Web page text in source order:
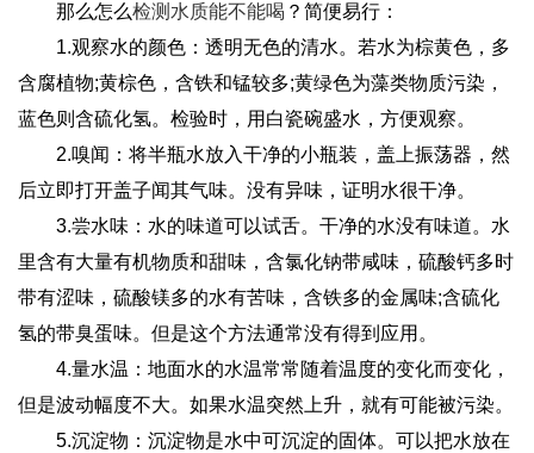
那么怎么检测水质能不能喝 ？简便易行：
1.观察水的颜色：透明无色的清水。若水为棕黄色，多
含腐植物;黄棕色，含铁和锰较多;黄绿色为藻类物质污染，
蓝色则含硫化氢。检验时，用白瓷碗盛水，方便观察。
2.嗅闻：将半瓶水放入干净的小瓶装，盖上振荡器，然
后立即打开盖子闻其气味。没有异味，证明水很干净。
3.尝水味：水的味道可以试舌。干净的水没有味道。水
里含有大量有机物质和甜味，含氯化钠带咸味，硫酸钙多时
带有涩味，硫酸镁多的水有苦味，含铁多的金属味;含硫化
氢的带臭蛋味。但是这个方法通常没有得到应用。
4.量水温：地面水的水温常常随着温度的变化而变化，
但是波动幅度不大。如果水温突然上升，就有可能被污染。
5.沉淀物：沉淀物是水中可沉淀的固体。可以把水放在